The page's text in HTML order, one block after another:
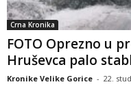
Crna Kronika
FOTO Oprezno u
Hruševca palo
Kronike Velike Gorice - 22.